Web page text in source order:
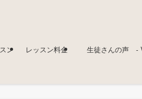
ン レッスン料金 生徒さんの声 -